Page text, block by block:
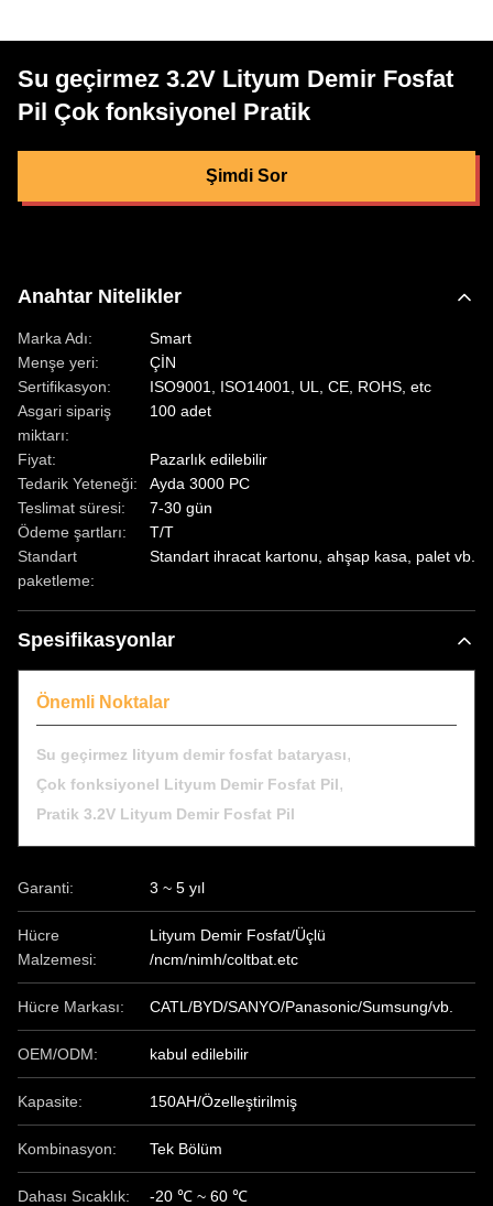
Su geçirmez 3.2V Lityum Demir Fosfat
Pil Çok fonksiyonel Pratik
Şimdi Sor
Anahtar Nitelikler
Marka Adı:
Smart
Menşe yeri:
ÇİN
Sertifikasyon:
ISO9001, ISO14001, UL, CE, ROHS, etc
Asgari sipariş
miktarı:
100 adet
Fiyat:
Pazarlık edilebilir
Tedarik Yeteneği:
Ayda 3000 PC
Teslimat süresi:
7-30 gün
Ödeme şartları:
T/T
Standart
paketleme:
Standart ihracat kartonu, ahşap kasa, palet vb.
Spesifikasyonlar
Önemli Noktalar
Su geçirmez lityum demir fosfat bataryası,
Çok fonksiyonel Lityum Demir Fosfat Pil,
Pratik 3.2V Lityum Demir Fosfat Pil
Garanti: 3 ~ 5 yıl
Hücre
Malzemesi:
Lityum Demir Fosfat/Üçlü
/ncm/nimh/coltbat.etc
Hücre Markası: CATL/BYD/SANYO/Panasonic/Sumsung/vb.
OEM/ODM: kabul edilebilir
Kapasite: 150AH/Özelleştirilmiş
Kombinasyon: Tek Bölüm
Dahası Sıcaklık: -20 ℃ ~ 60 ℃